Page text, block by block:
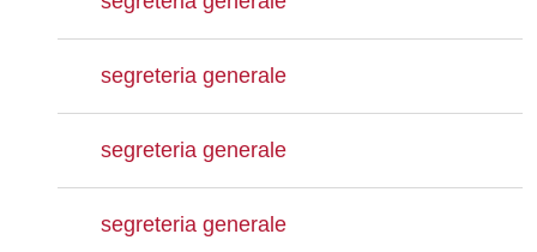
segreteria generale
segreteria generale
segreteria generale